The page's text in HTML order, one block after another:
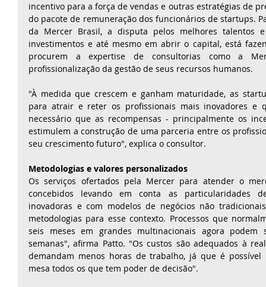
incentivo para a força de vendas e outras estratégias de
do pacote de remuneração dos funcionários de startups.
da Mercer Brasil, a disputa pelos melhores talentos
investimentos e até mesmo em abrir o capital, está
procurem a expertise de consultorias como a
profissionalização da gestão de seus recursos humanos.
"À medida que crescem e ganham maturidade, as
para atrair e reter os profissionais mais inovadores e
necessário que as recompensas - principalmente os
estimulem a construção de uma parceria entre os
seu crescimento futuro", explica o consultor.
Metodologias e valores personalizados
Os serviços ofertados pela Mercer para atender o
concebidos levando em conta as particularidades
inovadoras e com modelos de negócios não
metodologias para esse contexto. Processos que
seis meses em grandes multinacionais agora podem
semanas", afirma Patto. "Os custos são adequados à
demandam menos horas de trabalho, já que é
mesa todos os que tem poder de decisão".